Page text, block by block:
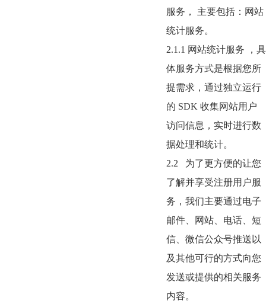
服务， 主要包括：网站
统计服务。
2.1.1 网站统计服务 ，具
体服务方式是根据您所
提需求，通过独立运行
的 SDK 收集网站用户
访问信息，实时进行数
据处理和统计。
2.2
为了更方便的让您
了解并享受注册用户服
务，我们主要通过电子
邮件、网站、电话、短
信、微信公众号推送以
及其他可行的方式向您
发送或提供的相关服务
内容。